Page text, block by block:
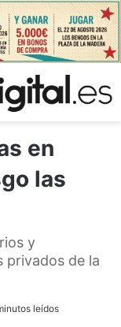
en
las
y
privados de la
leídos